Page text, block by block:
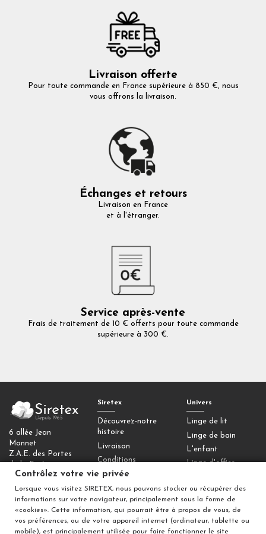
Livraison offerte
Pour toute commande en France supérieure à 850 €, nous
vous offrons la livraison.
Échanges et retours
Livraison en France
et à l'étranger.
Service après-vente
Frais de traitement de 10 € offerts pour toute commande
supérieure à 300 €.
6 allée Jean
Monnet
Z.A.E. des Portes
77090 Collégien
Contactez-nous
Contrôlez votre
vie privée
Siretex
Découvrez-notre
histoire
Livraison
Conditions
générales de vente
Mentions légales
Univers
Linge de lit
Linge de bain
L'enfant
Linge d'office
Déco
Contrôlez votre vie privée
Lorsque vous visitez SIRETEX, nous pouvons stocker ou récupérer des
informations sur votre navigateur, principalement sous la forme de
«cookies». Cette information, qui pourrait être à propos de vous, de
vos préférences, ou de votre appareil internet (ordinateur, tablette ou
mobile), est principalement utilisée pour faire fonctionner le site